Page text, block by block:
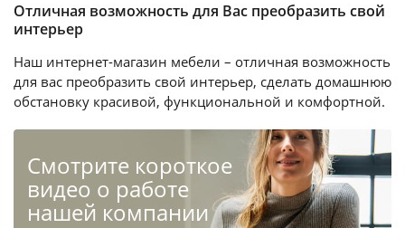
Отличная возможность для Вас преобразить свой
интерьер
Наш интернет-магазин мебели – отличная возможность
для вас преобразить свой интерьер, сделать домашнюю
обстановку красивой, функциональной и комфортной.
Cмотрите короткое
видео о работе
нашей компании